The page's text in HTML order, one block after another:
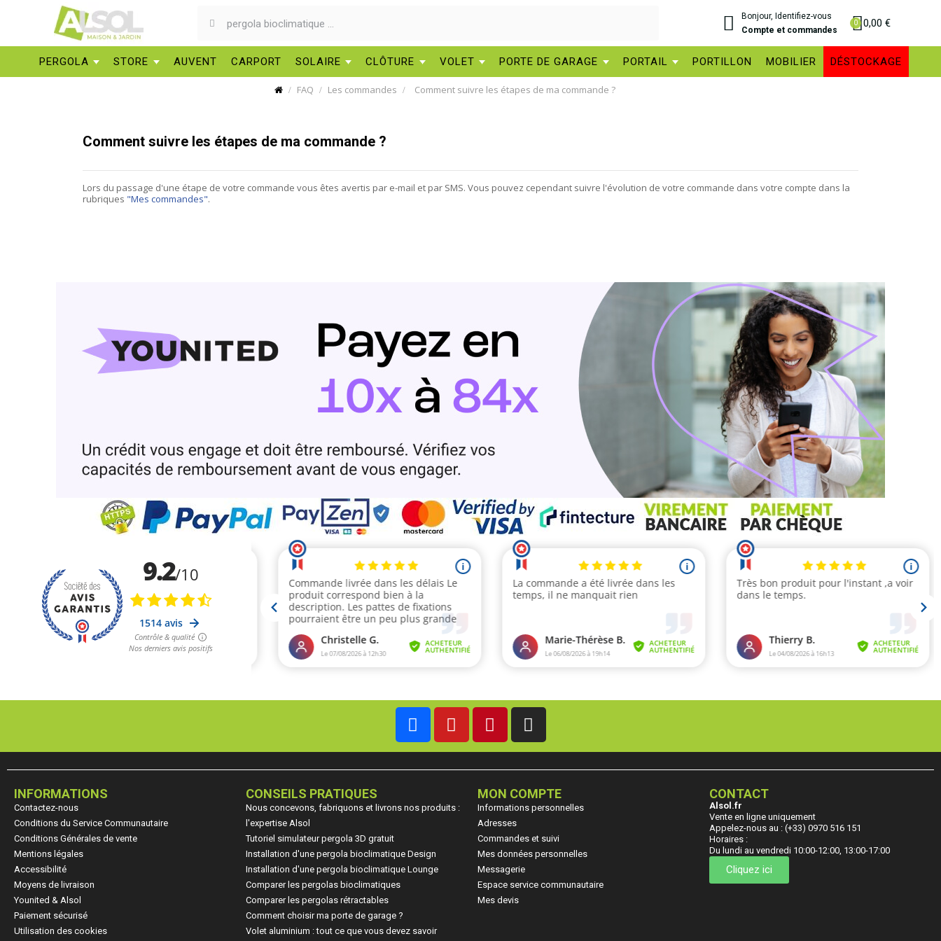
Bonjour, Identifiez-vous
Compte et commandes
0,00 €
PERGOLA STORE AUVENT CARPORT SOLAIRE CLÔTURE VOLET PORTE DE GARAGE PORTAIL PORTILLON MOBILIER DÉSTOCKAGE
FAQ Les commandes Comment suivre les étapes de ma commande ?
Comment suivre les étapes de ma commande ?
Lors du passage d'une étape de votre commande vous êtes avertis par e-mail et par SMS. Vous pouvez cependant suivre l'évolution de votre commande dans votre compte dans la
rubriques "Mes commandes".
INFORMATIONS
Contactez-nous
Conditions du Service Communautaire
Conditions Générales de vente
Mentions légales
Accessibilité
Moyens de livraison
Younited & Alsol
Paiement sécurisé
Utilisation des cookies
CONSEILS PRATIQUES
Nous concevons, fabriquons et livrons nos produits :
l'expertise Alsol
Tutoriel simulateur pergola 3D gratuit
Installation d'une pergola bioclimatique Design
Installation d'une pergola bioclimatique Lounge
Comparer les pergolas bioclimatiques
Comparer les pergolas rétractables
Comment choisir ma porte de garage ?
Volet aluminium : tout ce que vous devez savoir
MON COMPTE
Informations personnelles
Adresses
Commandes et suivi
Mes données personnelles
Messagerie
Espace service communautaire
Mes devis
CONTACT
Alsol.fr
Vente en ligne uniquement
Appelez-nous au : (+33) 0970 516 151
Horaires :
Du lundi au vendredi 10:00-12:00, 13:00-17:00
Cliquez ici